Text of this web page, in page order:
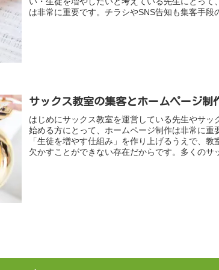
は非常に重要です。チラシやSNS告知も集客手段
サックス教室の集客とホームページ制
はじめにサックス教室を運営している先生やサッ
始める方にとって、ホームページ制作は非常に重
「生徒を増やす仕組み」を作り上げるうえで、教
欠かすことができない存在だからです。多くのサ